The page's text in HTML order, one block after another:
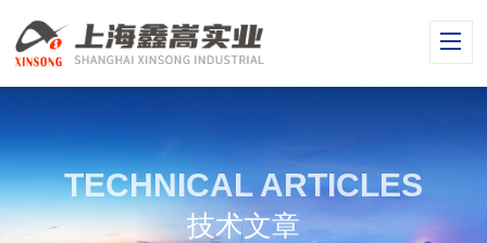
TECHNICAL ARTICLES
技术文章